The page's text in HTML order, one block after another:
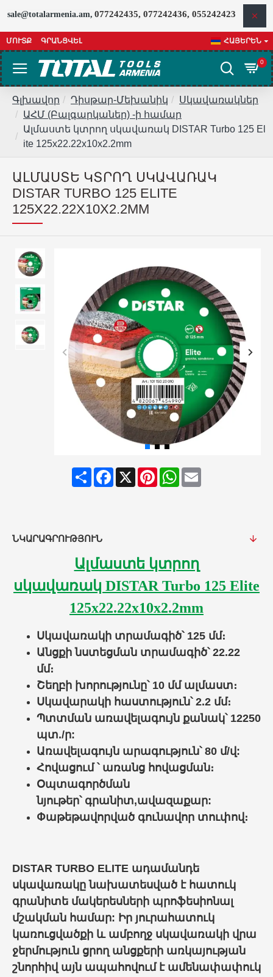
sale@totalarmenia.am, 077242435, 077242436, 055242423
ՄՈՒՏՔ ԳՐԱՆՑՎԵԼ ՀԱՅԵՐԵՆ
0
Գլխավոր Դիսթար-Մեխանիկ
Սկավառակներ
ԱՀՄ (Բալգարկաներ) -ի համար
Ալմաստե կտրող սկավառակ DISTAR Turbo 125 El
ite 125x22.22x10x2.2mm
ԱԼՄԱՍՏԵ ԿՏՐՈՂ ՍԿԱՎԱՌԱԿ
DISTAR TURBO 125 ELITE
125X22.22X10X2.2MM
ShareFacebook
X PinterestWhatsApp
Email
ՆԿԱՐԱԳՐՈՒԹՅՈՒՆ
Ալմաստե կտրող
սկավառակ DISTAR Turbo 125 Elite
125x22.22x10x2.2mm
Սկավառակի տրամագիծ՝125 մմ։
Անցքի նստեցման տրամագիծ՝22.22
մմ։
Շեղբի խորությունը՝ 10 մմ ալմաստ։
Սկավարակի հաստություն՝2.2 մմ։
Պտտման առավելագույն քանակ՝12250
պտ./ր:
Առավելագույն արագություն՝80 մ/վ:
Հովացում ՝ առանց հովացման։
Օպտագործման
նյութեր՝ գրանիտ,ավազաքար:
Փաթեթավորված գունավոր տուփով ։
DISTAR TURBO ELITE ադամանդե
սկավառակը նախատեսված է հատուկ
գրանիտե մակերեսների պրոֆեսիոնալ
մշակման համար: Իր յուրահատուկ
կառուցվածքի և ամբողջ սկավառակի վրա
ջերմություն ցրող անցքերի առկայության
շնորհիվ այն ապահովում է ամենափափուկ